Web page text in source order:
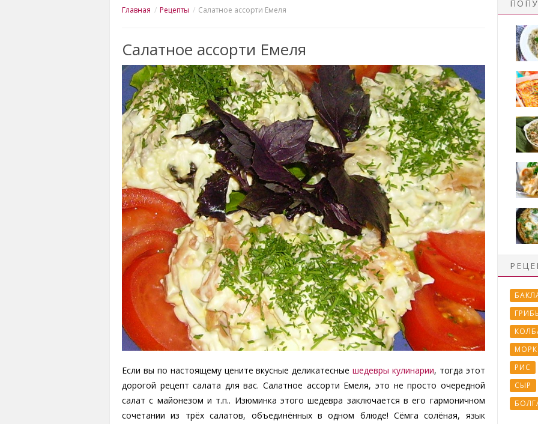
Главная Рецепты Салатное ассорти Емеля
Салатное ассорти Емеля
Если вы по настоящему цените вкусные деликатесныешедевры кулинарии, тогда этот
дорогой рецепт салата для вас. Салатное ассорти Емеля, это не просто очередной
салат с майонезом и т.п.. Изюминка этого шедевра заключается в его гармоничном
сочетании из трёх салатов, объединённых в одном блюде! Сёмга солёная, язык
РИС
СЫР